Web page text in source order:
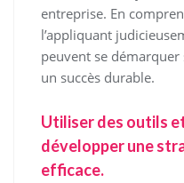
entreprise. En
l’appliquant
peuvent se
un succès durable.
Utiliser des outils
développer une
efficace.